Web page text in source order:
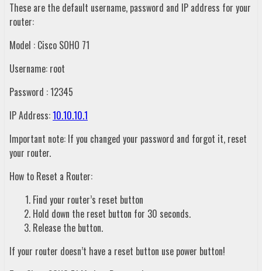
These are the default username, password and IP address for your
router:
Model : Cisco SOHO 71
Username: root
Password : 12345
IP Address:10.10.10.1
Important note: If you changed your password and forgot it, reset
your router.
How to Reset a Router:
Find your router’s reset button
Hold down the reset button for 30 seconds.
Release the button.
If your router doesn’t have a reset button use power button!